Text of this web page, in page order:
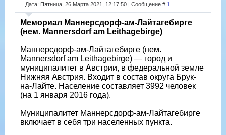
Дата: Пятница, 26 Марта 2021, 12:17:50 | Сообщение # 1
Мемориал Маннерсдорф-ам-Лайтагебирге
(нем. Mannersdorf am Leithagebirge)
Маннерсдорф-ам-Лайтагебирге (нем.
Mannersdorf am Leithagebirge) — город и
муниципалитет в Австрии, в федеральной земле
Нижняя Австрия. Входит в состав округа Брук-
на-Лайте. Население составляет 3992 человек
(на 1 января 2016 года).
Муниципалитет Маннерсдорф-ам-Лайтагебирге
включает в себя три населенных пункта.